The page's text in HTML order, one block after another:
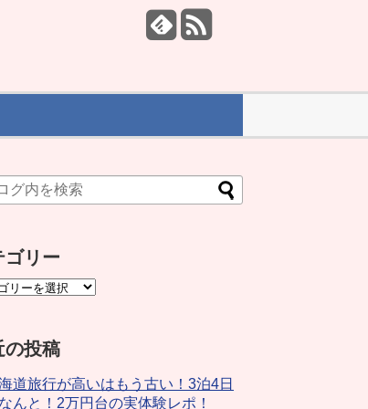
ゴリー
の投稿
道旅行が高いはもう古い！3泊4日
んと！2万円台の実体験レポ！